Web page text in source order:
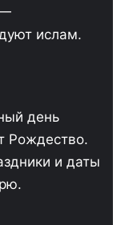
—
ислам.
день
Рождество.
и даты